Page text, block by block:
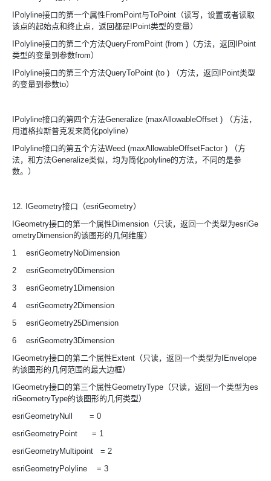
IPolyline接口的第一个属性FromPoint与ToPoint（读写，设置或者读取
该点的起始点和终止点，返回都是IPoint类型的变量）
IPolyline接口的第二个方法QueryFromPoint (from )（方法，返回IPoint
类型的变量到参数from）
IPolyline接口的第三个方法QueryToPoint (to ) （方法，返回IPoint类型
的变量到参数to）
IPolyline接口的第四个方法Generalize (maxAllowableOffset ) （方法，
用道格拉斯普克发来简化polyline）
IPolyline接口的第五个方法Weed (maxAllowableOffsetFactor ) （方
法，和方法Generalize类似，均为简化polyline的方法，不同的是参
数。）
12. IGeometry接口（esriGeometry）
IGeometry接口的第一个属性Dimension（只读，返回一个类型为esriGe
ometryDimension的该图形的几何维度）
1 esriGeometryNoDimension
2 esriGeometry0Dimension
3 esriGeometry1Dimension
4 esriGeometry2Dimension
5 esriGeometry25Dimension
6 esriGeometry3Dimension
IGeometry接口的第二个属性Extent（只读，返回一个类型为IEnvelope
的该图形的几何范围的最大边框）
IGeometry接口的第三个属性GeometryType（只读，返回一个类型为es
riGeometryType的该图形的几何类型）
esriGeometryNull = 0
esriGeometryPoint = 1
esriGeometryMultipoint = 2
esriGeometryPolyline = 3